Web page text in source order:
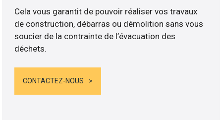
Cela vous garantit de pouvoir réaliser vos travaux
de construction, débarras ou démolition sans vous
soucier de la contrainte de l’évacuation des
déchets.
CONTACTEZ-NOUS